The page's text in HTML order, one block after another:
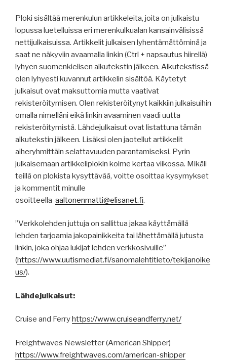
Ploki sisältää merenkulun artikkeleita, joita on julkaistu
lopussa luetelluissa eri merenkulkualan kansainvälisissä
nettijulkaisuissa. Artikkelit julkaisen lyhentämättöminä ja
saat ne näkyviin avaamalla linkin (Ctrl + napsautus hiirellä)
lyhyen suomenkielisen alkutekstin jälkeen. Alkutekstissä
olen lyhyesti kuvannut artikkelin sisältöä. Käytetyt
julkaisut ovat maksuttomia mutta vaativat
rekisteröitymisen. Olen rekisteröitynyt kaikkiin julkaisuihin
omalla nimelläni eikä linkin avaaminen vaadi uutta
rekisteröitymistä. Lähdejulkaisut ovat listattuna tämän
alkutekstin jälkeen. Lisäksi olen jaotellut artikkelit
aiheryhmittäin selattavuuden parantamiseksi. Pyrin
julkaisemaan artikkeliplokin kolme kertaa viikossa. Mikäli
teillä on plokista kysyttävää, voitte osoittaa kysymykset
ja kommentit minulle
osoitteella aaltonenmatti@elisanet.fi.
”Verkkolehden juttuja on sallittua jakaa käyttämällä
lehden tarjoamia jakopainikkeita tai lähettämällä jutusta
linkin, joka ohjaa lukijat lehden verkkosivuille”
(https://www.uutismediat.fi/sanomalehtitieto/tekijanoike
us/).
Lähdejulkaisut:
Cruise and Ferryhttps://www.cruiseandferry.net/
Freightwaves Newsletter (American Shipper)
https://www.freightwaves.com/american-shipper